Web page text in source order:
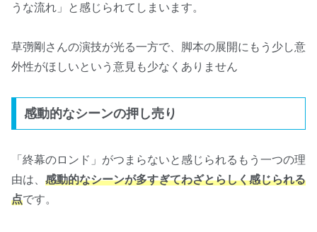
うな流れ」と感じられてしまいます。
草彅剛さんの演技が光る一方で、脚本の展開にもう少し意
外性がほしいという意見も少なくありません
感動的なシーンの押し売り
「終幕のロンド」がつまらないと感じられるもう一つの理
由は、 感動的なシーンが多すぎてわざとらしく感じられる
点です。